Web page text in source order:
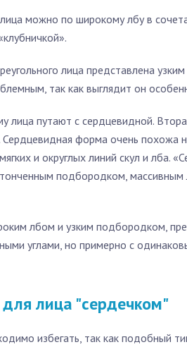
можно по широкому лбу в
лица представлена
так как выглядит он
лица путают с сердцевидной.
форма очень похожа
и округлых линий скул и лба.
подбородком,
лбом и узким подбородком,
углами, но примерно с
лица "сердечком"
избегать, так как подобный